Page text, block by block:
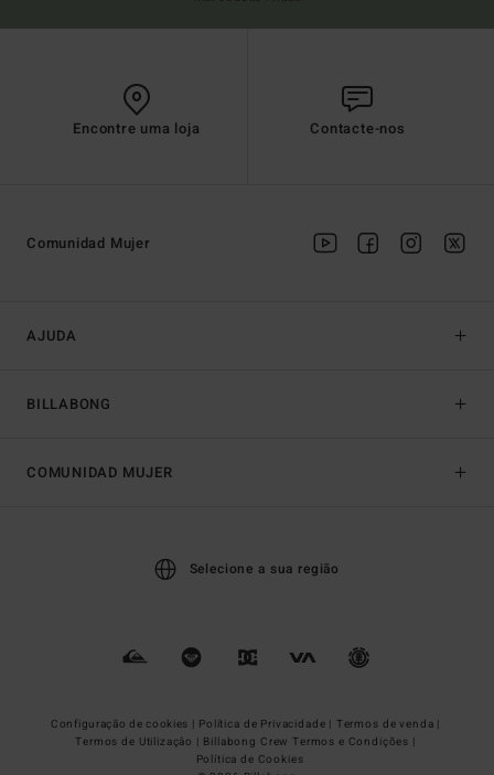
Encontre uma loja Contacte-nos
AJUDA
BILLABONG
Comunidad Mujer
COMUNIDAD MUJER
Selecione a sua região
Configuração de cookies | Política de Privacidade | Termos de venda |
Termos de Utilizaçâo | Billabong Crew Termos e Condições |
Política de Cookies